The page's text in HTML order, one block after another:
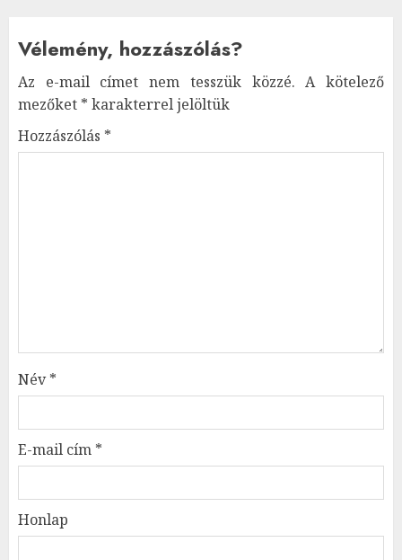
Vélemény, hozzászólás?
Az e-mail címet nem tesszük közzé. A kötelező
mezőket * karakterrel jelöltük
Hozzászólás *
Név*
E-mail cím *
Honlap